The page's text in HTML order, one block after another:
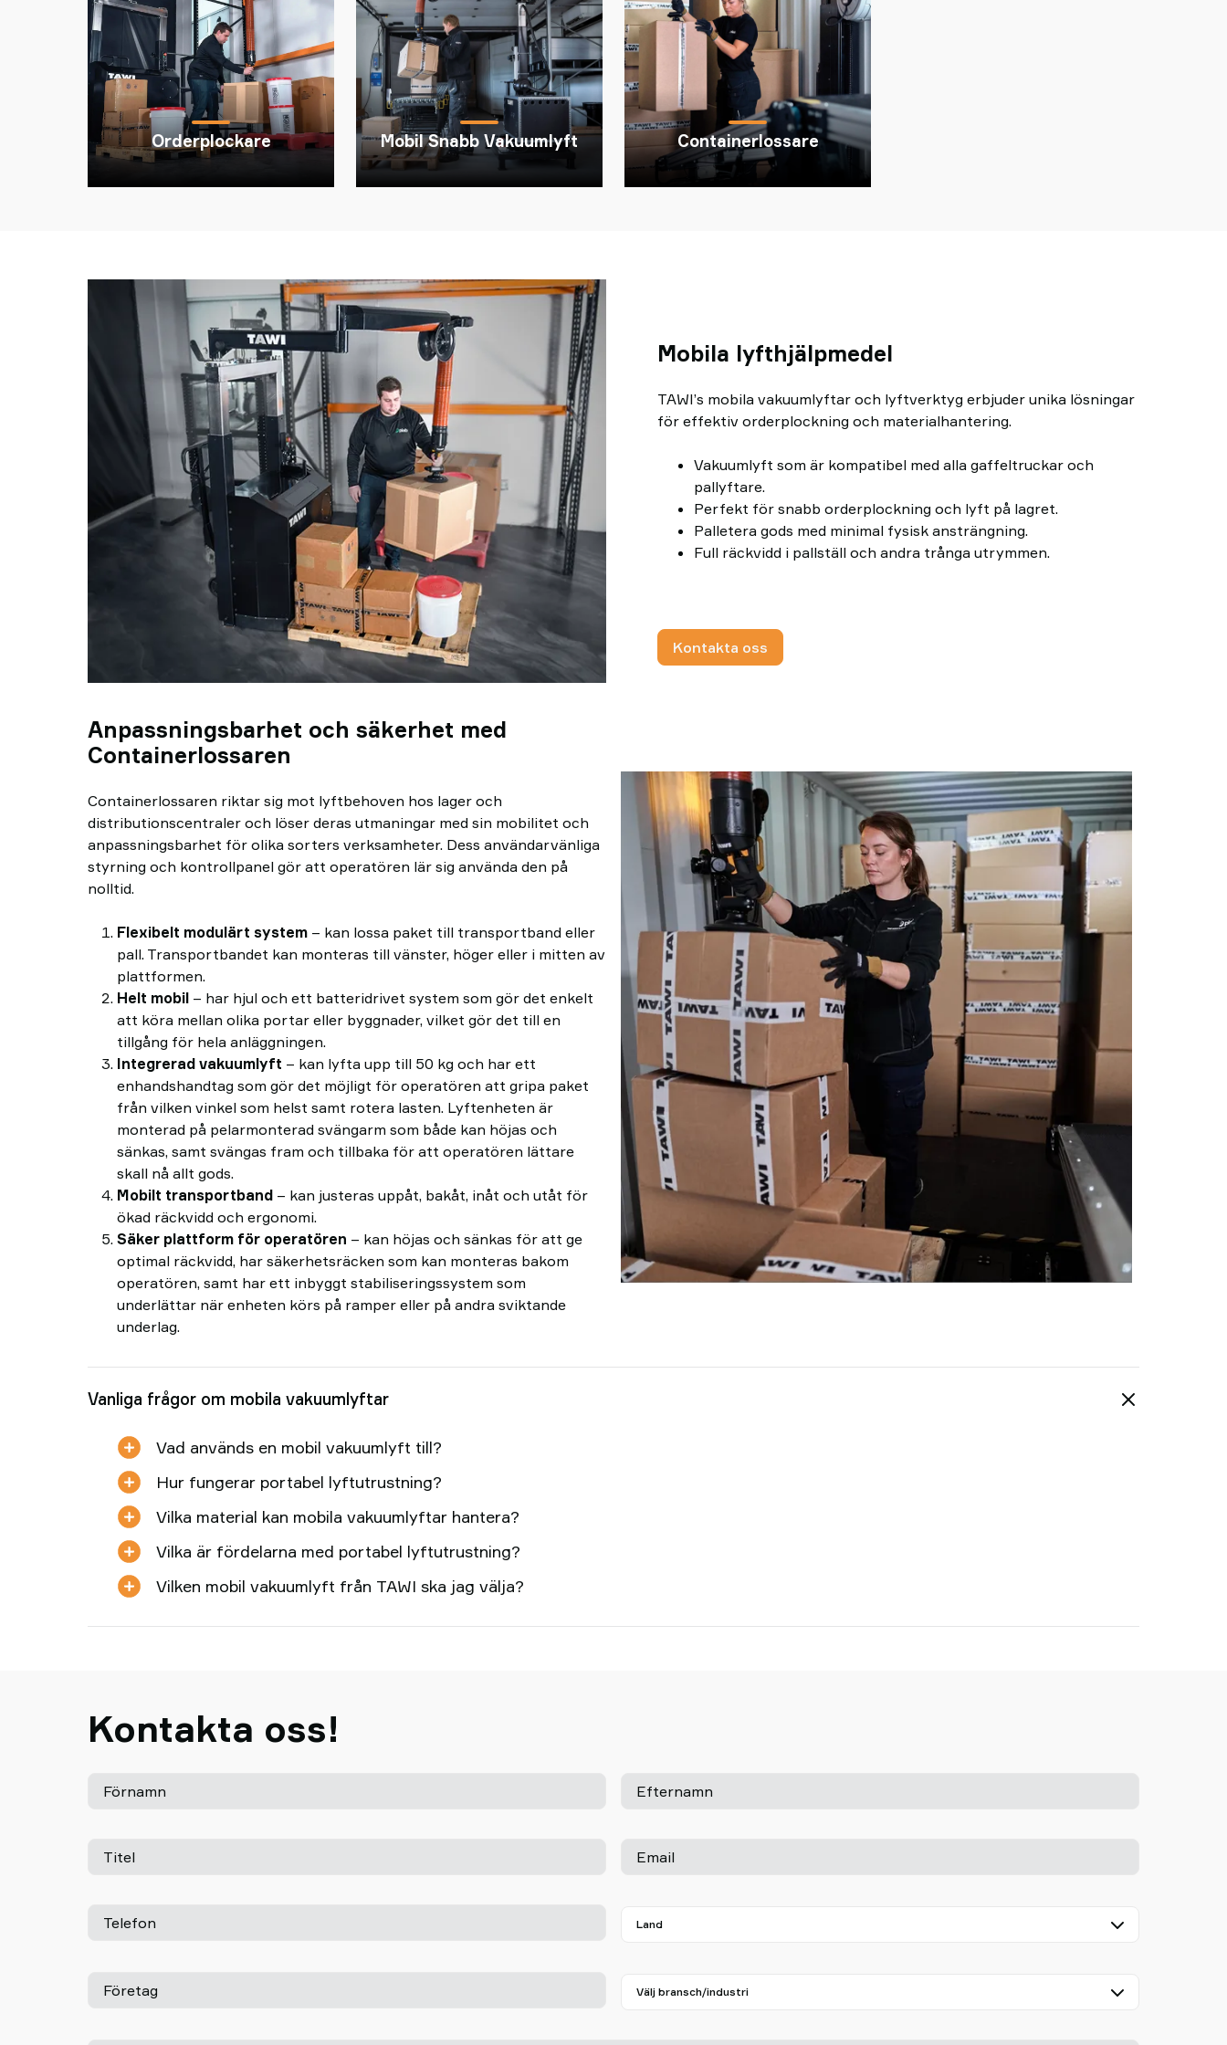
Orderplockare Mobil Snabb Vakuumlyft Containerlossare
Mobila lyfthjälpmedel
TAWI’s mobila vakuumlyftar och lyftverktyg erbjuder unika lösningar
för effektiv orderplockning och materialhantering.
Vakuumlyft som är kompatibel med alla gaffeltruckar och
pallyftare.
Perfekt för snabb orderplockning och lyft på lagret.
Palletera gods med minimal fysisk ansträngning.
Full räckvidd i pallställ och andra trånga utrymmen.
Kontakta oss
Anpassningsbarhet och säkerhet med
Containerlossaren
Containerlossaren riktar sig mot lyftbehoven hos lager och
distributionscentraler och löser deras utmaningar med sin mobilitet och
anpassningsbarhet för olika sorters verksamheter. Dess användarvänliga
styrning och kontrollpanel gör att operatören lär sig använda den på
nolltid.
Flexibelt modulärt system – kan lossa paket till transportband eller
pall. Transportbandet kan monteras till vänster, höger eller i mitten av
plattformen.
Helt mobil – har hjul och ett batteridrivet system som gör det enkelt
att köra mellan olika portar eller byggnader, vilket gör det till en
tillgång för hela anläggningen.
Integrerad vakuumlyft – kan lyfta upp till 50 kg och har ett
enhandshandtag som gör det möjligt för operatören att gripa paket
från vilken vinkel som helst samt rotera lasten. Lyftenheten är
monterad på pelarmonterad svängarm som både kan höjas och
sänkas, samt svängas fram och tillbaka för att operatören lättare
skall nå allt gods.
Mobilt transportband – kan justeras uppåt, bakåt, inåt och utåt för
ökad räckvidd och ergonomi.
Säker plattform för operatören – kan höjas och sänkas för att ge
optimal räckvidd, har säkerhetsräcken som kan monteras bakom
operatören, samt har ett inbyggt stabiliseringssystem som
underlättar när enheten körs på ramper eller på andra sviktande
underlag.
Vanliga frågor om mobila vakuumlyftar
Vad används en mobil vakuumlyft till?
Hur fungerar portabel lyftutrustning?
Vilka material kan mobila vakuumlyftar hantera?
Vilka är fördelarna med portabel lyftutrustning?
Vilken mobil vakuumlyft från TAWI ska jag välja?
Kontakta oss!
Förnamn Efternamn
Titel Email
Telefon
Företag